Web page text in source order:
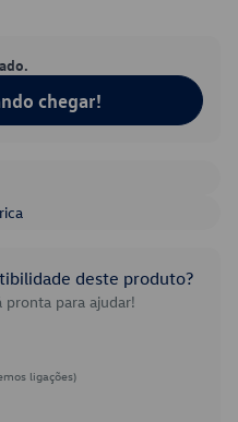
chegar!
deste produto?
pronta para ajudar!
ligações)